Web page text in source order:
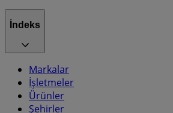
İndeks
Markalar
İşletmeler
Ürünler
Şehirler